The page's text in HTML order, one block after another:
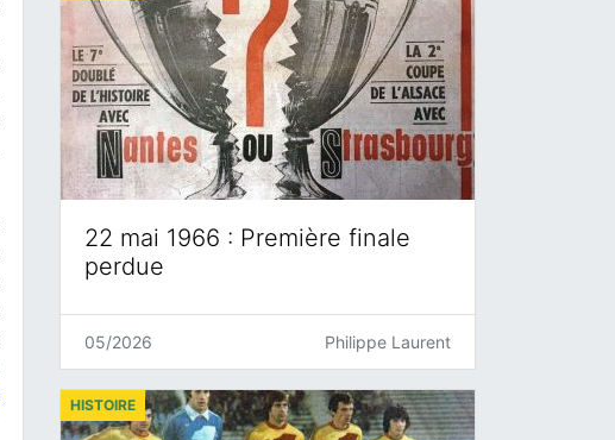
22 mai 1966 : Première finale
perdue
05/2026 Philippe Laurent
HISTOIRE